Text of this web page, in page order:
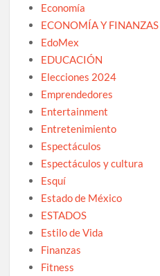
Economía
ECONOMÍA Y FINANZAS
EdoMex
EDUCACIÓN
Elecciones 2024
Emprendedores
Entertainment
Entretenimiento
Espectáculos
Espectáculos y cultura
Esquí
Estado de México
ESTADOS
Estilo de Vida
Finanzas
Fitness